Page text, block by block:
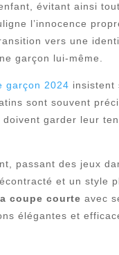
évitant ainsi
l’innocence
vers une
garçon lui-même.
garçon 2024 insistent
sont souvent
garder leur
passant des jeux
et un style
coupe courte avec
élégantes et